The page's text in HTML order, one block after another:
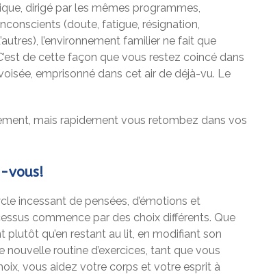
dirigé par les mêmes programmes,
(doute, fatigue, résignation,
l’environnement familier ne fait que
de cette façon que vous restez coincé dans
emprisonné dans cet air de déjà-vu. Le
mais rapidement vous retombez dans vos
vous!
incessant de pensées, d’émotions et
commence par des choix différents. Que
qu’en restant au lit, en modifiant son
routine d’exercices, tant que vous
vous aidez votre corps et votre esprit à